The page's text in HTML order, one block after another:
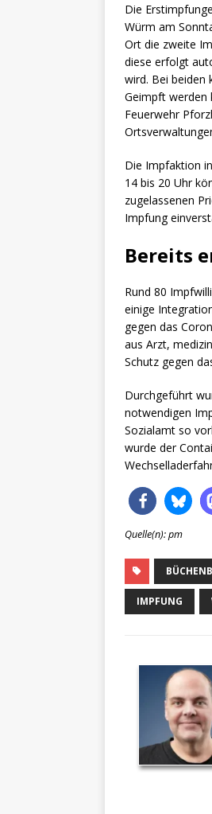
Die
Würm am
Ort die zweite
diese erfolgt
wird. Bei beiden
Geimpft werden
Feuerwehr
Die Impfaktion
14 bis 20 Uhr
zugelassenen
Impfung
Bereits
Rund 80
einige
gegen das
aus Arzt,
Schutz gegen
Durchgeführt
notwendigen
Sozialamt so
wurde der
Quelle(n): pm
IMPFUNG